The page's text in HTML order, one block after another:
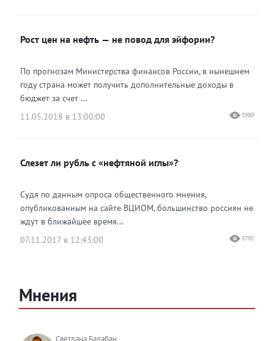
Рост цен на нефть — не повод для эйфории?
По прогнозам Министерства финансов России, в нынешнем
году страна может получить дополнительные доходы в
бюджет за счет ...
11.05.2018 в 13:00:00
3980
Слезет ли рубль с «нефтяной иглы»?
Судя по данным опроса общественного мнения,
опубликованным на сайте ВЦИОМ, большинство россиян не
ждут в ближайшее время...
07.11.2017 в 12:43:00
3795
Мнения